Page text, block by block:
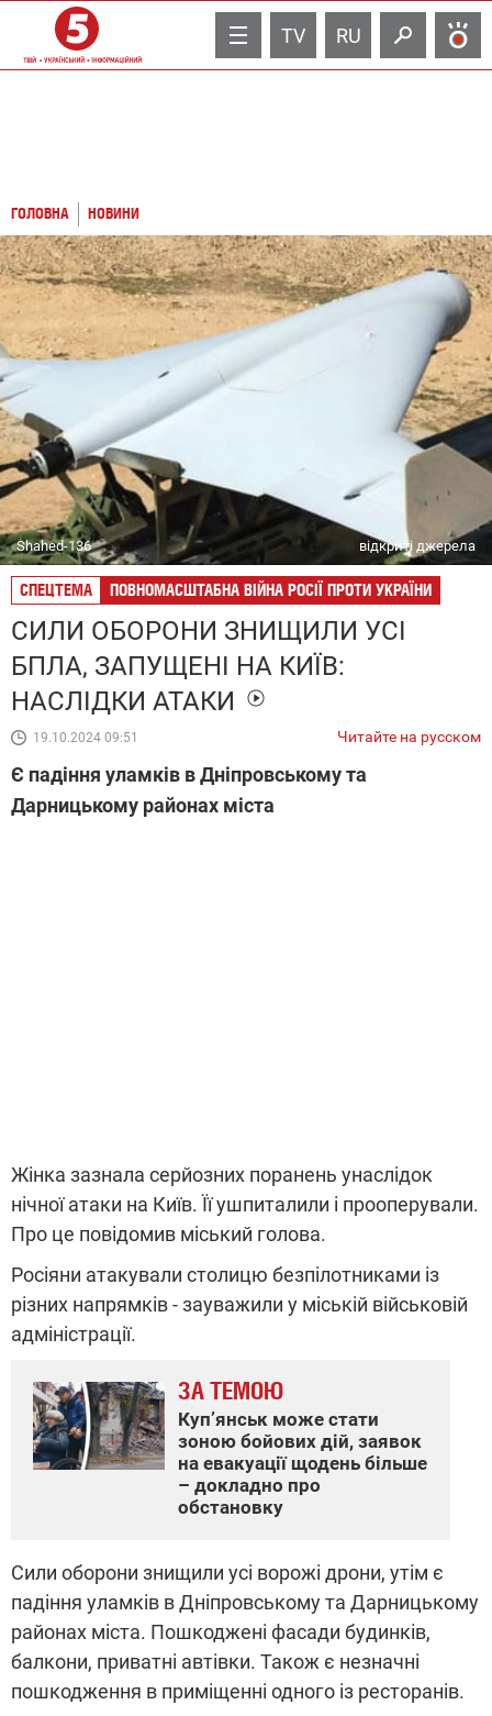
TV RU
ГОЛОВНА НОВИНИ
Shahed-136 відкриті джерела
СПЕЦТЕМА ПОВНОМАСШТАБНА ВІЙНА РОСІЇ ПРОТИ УКРАЇНИ
СИЛИ ОБОРОНИ ЗНИЩИЛИ УСІ
БПЛА, ЗАПУЩЕНІ НА КИЇВ:
НАСЛІДКИ АТАКИ
19.10.2024 09:51 Читайте на русском
Є падіння уламків в Дніпровському та
Дарницькому районах міста
Жінка зазнала серйозних поранень унаслідок
нічної атаки на Київ. Її ушпиталили і прооперували.
Про це повідомив міський голова.
Росіяни атакували столицю безпілотниками із
різних напрямків - зауважили у міській військовій
адміністрації.
ЗА ТЕМОЮ
Куп’янськ може стати
зоною бойових дій, заявок
на евакуації щодень більше
– докладно про
обстановку
Сили оборони знищили усі ворожі дрони, утім є
падіння уламків в Дніпровському та Дарницькому
районах міста. Пошкоджені фасади будинків,
балкони, приватні автівки. Також є незначні
пошкодження в приміщенні одного із ресторанів.